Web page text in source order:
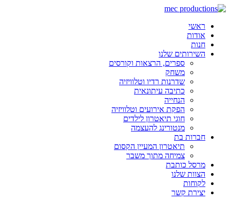
דלג
ראשי
אודות
חנות
השירותים שלנו
ספרים, הרצאות וקורסים
משחק
שדרנות רדיו וטלוויזיה
כתיבה עיתונאית
הנחייה
הפקת אירועים וטלוויזיה
חוגי תיאטרון לילדים
מנטורינג להעצמה
חברות בת
תיאטרון המעיין הקסום
צמיחה מתוך משבר
מרסל כותבת
הצוות שלנו
לקוחות
יצירת קשר